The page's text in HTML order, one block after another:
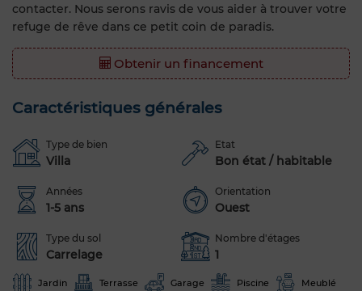
contacter. Nous serons ravis de vous aider à trouver votre
refuge de rêve dans ce petit coin de paradis.
Obtenir un financement
Caractéristiques générales
Type de bien
Villa
Etat
Bon état / habitable
Années
1-5 ans
Orientation
Ouest
Type du sol
Carrelage
Nombre d'étages
1
Jardin Terrasse Garage Piscine Meublé